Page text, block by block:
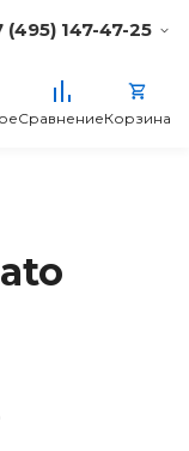
(495) 147-47-25
СравнениеКорзина